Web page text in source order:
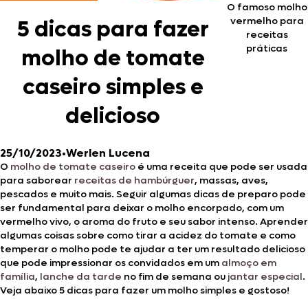
5 dicas para fazer
molho de tomate
caseiro simples e
delicioso
O famoso molho
vermelho para
receitas
práticas
25/10/2023•Werlen Lucena
O molho de tomate caseiro é uma receita que pode ser usada
para saborear receitas de hambúrguer, massas, aves,
pescados e muito mais. Seguir algumas dicas de preparo pode
ser fundamental para deixar o molho encorpado, com um
vermelho vivo, o aroma do fruto e seu sabor intenso. Aprender
algumas coisas sobre como tirar a acidez do tomate e como
temperar o molho pode te ajudar a ter um resultado delicioso
que pode impressionar os convidados em um almoço em
família, lanche da tarde no fim de semana ou jantar especial.
Veja abaixo 5 dicas para fazer um molho simples e gostoso!